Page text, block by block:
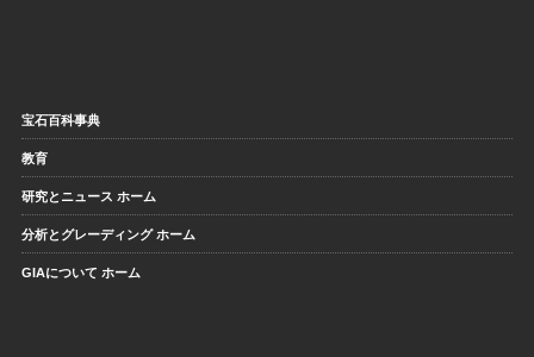
宝石百科事典
教育
研究とニュース ホーム
分析とグレーディング ホーム
GIAについて ホーム